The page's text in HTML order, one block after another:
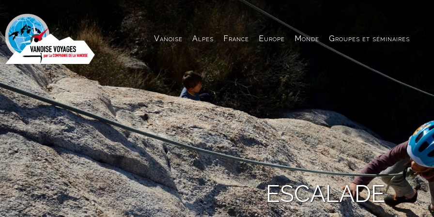
Vanoise Alpes France Europe Monde Groupes et séminaires
ESCALADE